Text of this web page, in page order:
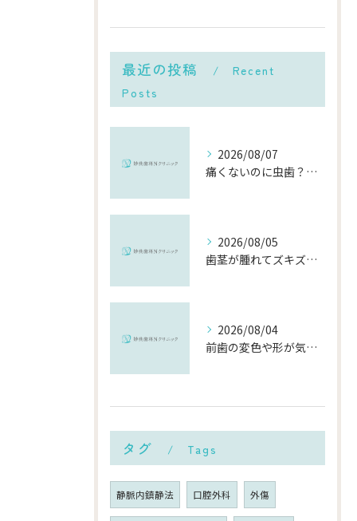
最近の投稿
Recent
Posts
2026/08/07
痛くないのに虫歯？「痛みのない虫歯」が進行する理由と発見方法
2026/08/05
歯茎が腫れてズキズキ痛む時の応急処置と、早めに受診すべき理由
2026/08/04
前歯の変色や形が気になる…削らずにきれいに整える「ダイレクトボンディング」とは？
タグ Tags
静脈内鎮静法 口腔外科 外傷